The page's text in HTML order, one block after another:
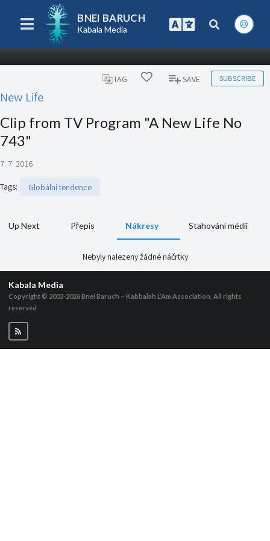
BNEI BARUCH
Kabala Media
TAG SAVE SUBSCRIBE
New Life
Clip from TV Program "A New Life No
743"
7. 7. 2016
Tags: Globální tendence
Up Next Přepis Nákresy Stahování médií
Nebyly nalezeny žádné náčrtky
Kabala Media
Copyright © 2003-2026Bnei Baruch – Kabbalah L’Am Association, All rights
reserved